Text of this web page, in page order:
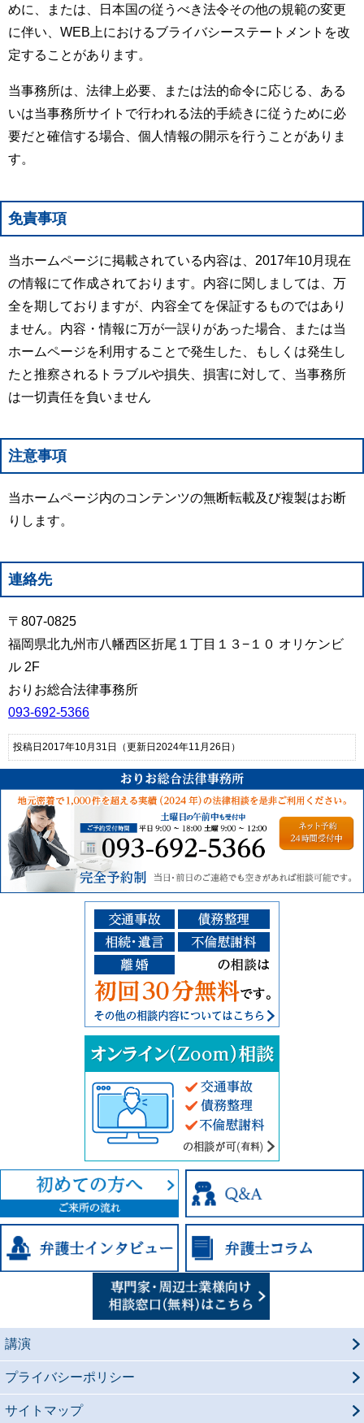
めに、または、日本国の従うべき法令その他の規範の変更
に伴い、WEB上におけるブライバシーステートメントを改
定することがあります。
当事務所は、法律上必要、または法的命令に応じる、ある
いは当事務所サイトで行われる法的手続きに従うために必
要だと確信する場合、個人情報の開示を行うことがありま
す。
免責事項
当ホームページに掲載されている内容は、2017年10月現在
の情報にて作成されております。内容に関しましては、万
全を期しておりますが、内容全てを保証するものではあり
ません。内容・情報に万が一誤りがあった場合、または当
ホームページを利用することで発生した、もしくは発生し
たと推察されるトラブルや損失、損害に対して、当事務所
は一切責任を負いません
注意事項
当ホームページ内のコンテンツの無断転載及び複製はお断
りします。
連絡先
〒807-0825
福岡県北九州市八幡西区折尾１丁目１３−１０ オリケンビ
ル 2F
おりお総合法律事務所
093-692-5366
投稿日2017年10月31日 （更新日2024年11月26日）
講演
プライバシーポリシー
サイトマップ